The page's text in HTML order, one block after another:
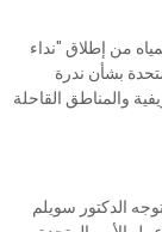
من إطلاق "نداء
بشأن ندرة
والمناطق القاحلة
الدكتور سويلم